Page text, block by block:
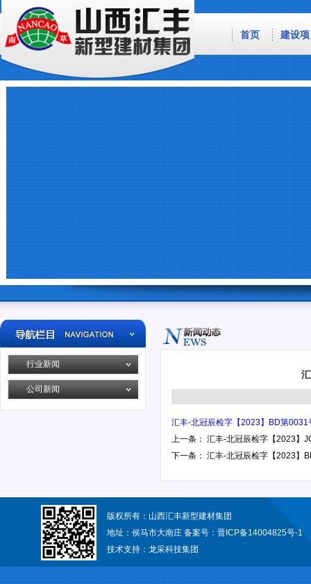
首页 建设
行业新闻
公司新闻
汇丰-北冠辰检字【2023】BD第0031
上一条： 汇丰-北冠辰检字【2023】
下一条： 汇丰-北冠辰检字【2023】
版权所有：山西汇丰新型建材集团
地址：侯马市大南庄 备案号： 晋ICP备14004825号-1
技术支持： 龙采科技集团